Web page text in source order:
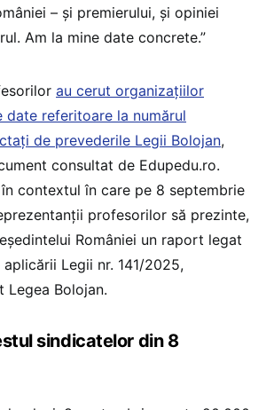
– și premierului, și opiniei
Am la mine date concrete.”
au cerut organizațiilor
date referitoare la numărul
de prevederile Legii Bolojan,
consultat de Edupedu.ro.
contextul în care pe 8 septembrie
profesorilor să prezinte,
României un raport legat
Legii nr. 141/2025,
Legea Bolojan.
sindicatelor din 8